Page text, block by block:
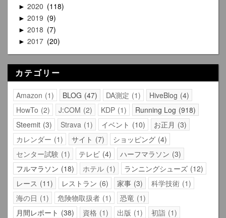
► 2020 118
► 2019 9
► 2018 7
► 2017 20
カテゴリー
Amazon 1 BLOG 47 DA測定 1 HiveBlog 4
HowTo 2 J:COM 2 KDP 1 Running Log 918
Steemit 3 Strava 1 イベント 10 お正月
3
カレンダー 1 サイト 7 ショッピング 4
センター試験 1 テレビ 4 ハーフマラソン 3
フルマラソン 18 ホテル 1 ランニングシューズ 12
レース
11 レストラン 6 家事 3 科学技術 1
海の日
1 危険物取扱者 1 恐竜 1
月間レポート
38 資格 1 出版 1 初詣 1